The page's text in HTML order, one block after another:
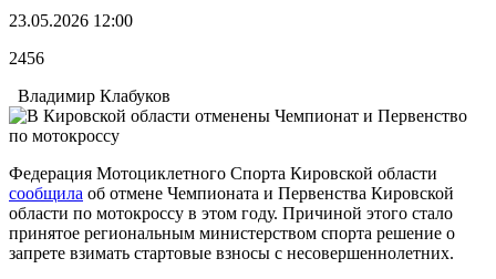
23.05.2026 12:00
2456
Владимир Клабуков
Федерация Мотоциклетного Спорта Кировской области
сообщила об отмене Чемпионата и Первенства Кировской
области по мотокроссу в этом году. Причиной этого стало
принятое региональным министерством спорта решение о
запрете взимать стартовые взносы с несовершеннолетних.